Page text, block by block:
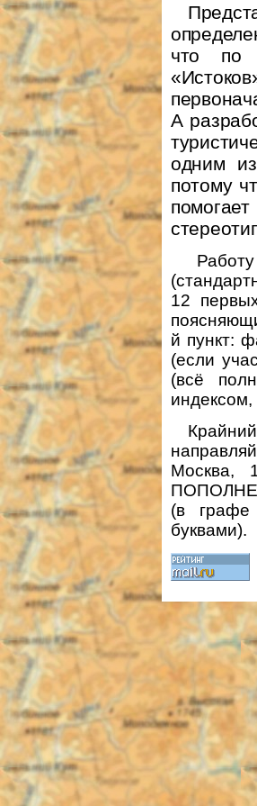
что по
А
одним
потому
12
й пункт:
(если
(всё
Москва,
(в графе
буквами).